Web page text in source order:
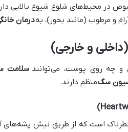
در محیط‌های شلوغ شیوع بالایی
و مرطوب (مانند بخور)، بهدرمان
و خارجی)
چه روی پوست، می‌توانند سلامت
سگمنظم دارند.
است که از طریق نیش پشه‌های